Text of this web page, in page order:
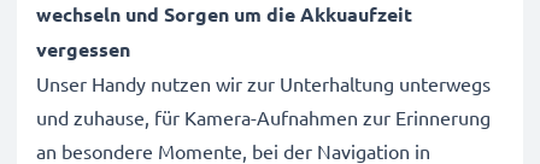
wechseln und Sorgen um die Akkuaufzeit
vergessen
Unser Handy nutzen wir zur Unterhaltung unterwegs
und zuhause, für Kamera-Aufnahmen zur Erinnerung
an besondere Momente, bei der Navigation in